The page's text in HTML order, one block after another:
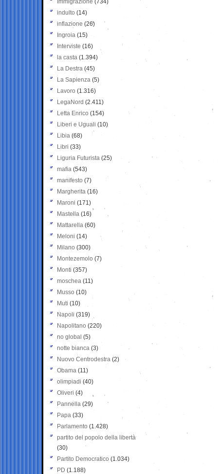
Immigrazione (734)
indulto (14)
inflazione (26)
Ingroia (15)
Interviste (16)
la casta (1.394)
La Destra (45)
La Sapienza (5)
Lavoro (1.316)
LegaNord (2.411)
Letta Enrico (154)
Liberi e Uguali (10)
Libia (68)
Libri (33)
Liguria Futurista (25)
mafia (543)
manifesto (7)
Margherita (16)
Maroni (171)
Mastella (16)
Mattarella (60)
Meloni (14)
Milano (300)
Montezemolo (7)
Monti (357)
moschea (11)
Musso (10)
Muti (10)
Napoli (319)
Napolitano (220)
no global (5)
notte bianca (3)
Nuovo Centrodestra (2)
Obama (11)
olimpiadi (40)
Oliveri (4)
Pannella (29)
Papa (33)
Parlamento (1.428)
partito del popolo della libertà
(30)
Partito Democratico (1.034)
PD (1.188)